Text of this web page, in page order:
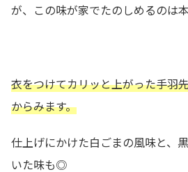
が、この味が家でたのしめるのは
衣をつけてカリッと上がった手羽
からみます。
仕上げにかけた白ごまの風味と、
いた味も◎